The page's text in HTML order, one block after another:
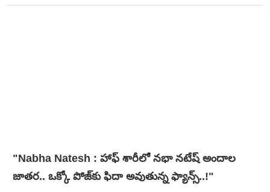
"Nabha Natesh : హాఫ్ శారీలో నభా నటేష్ అందాల
జాతర.. ఒక్కో పోజ్‌కు ఫిదా అవుతున్న ఫ్యాన్స్..!"